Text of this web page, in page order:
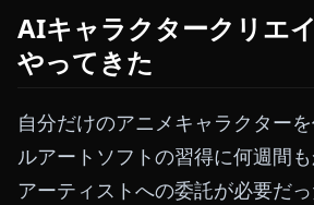
AIキャラクタークリエ
やってきた
自分だけのアニメキャラクター
ルアートソフトの習得に何週間
アーティストへの委託が必要だ